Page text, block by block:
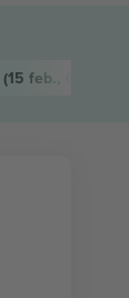
(15 feb.,